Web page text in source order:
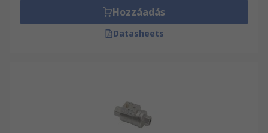
Hozzáadás
Datasheets